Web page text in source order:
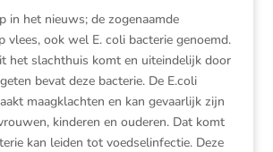
in het nieuws; de zogenaamde
vlees, ook wel E. coli bacterie genoemd.
het slachthuis komt en uiteindelijk door
bevat deze bacterie. De E.coli
maagklachten en kan gevaarlijk zijn
kinderen en ouderen. Dat komt
kan leiden tot voedselinfectie. Deze